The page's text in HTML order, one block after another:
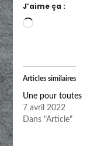
J’aime ça :
Chargement…
Articles similaires
Une pour toutes
7 avril 2022
Dans "Article"